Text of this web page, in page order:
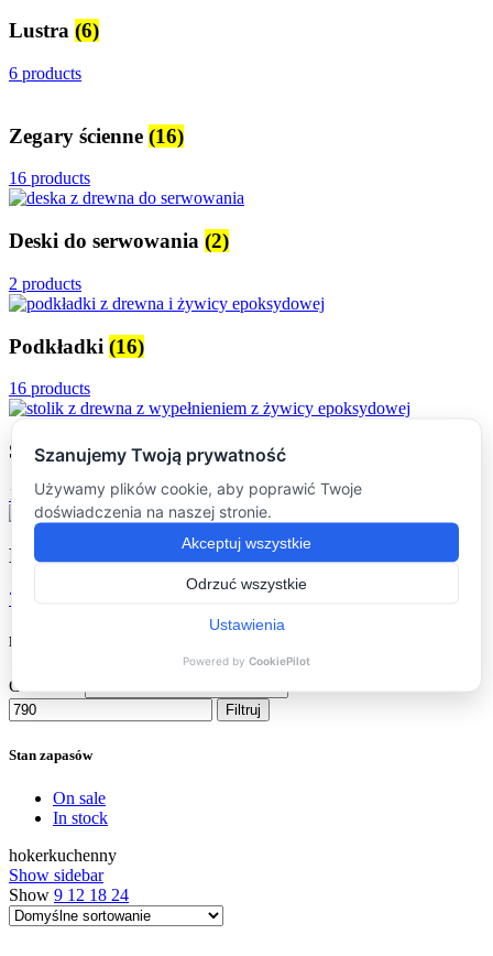
Lustra (6)
6 products
Zegary ścienne (16)
16 products
Deski do serwowania (2)
2 products
Podkładki (16)
16 products
Stoliki kawowe(16)
16 products
Dodatki(7)
7 products
Filtruj po cenie
Cena min.
Filtruj
Stan zapasów
On sale
In stock
hokerkuchenny
Show sidebar
Show 9 12 18 24